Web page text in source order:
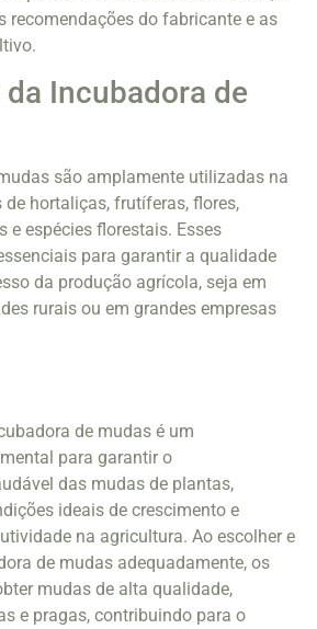
recomendações do fabricante e as
Incubadora de
são amplamente utilizadas na
hortaliças, frutíferas, flores,
e espécies florestais. Esses
para garantir a qualidade
da produção agrícola, seja em
rurais ou em grandes empresas
de mudas é um
para garantir o
das mudas de plantas,
ideais de crescimento e
na agricultura. Ao escolher e
de mudas adequadamente, os
mudas de alta qualidade,
e pragas, contribuindo para o